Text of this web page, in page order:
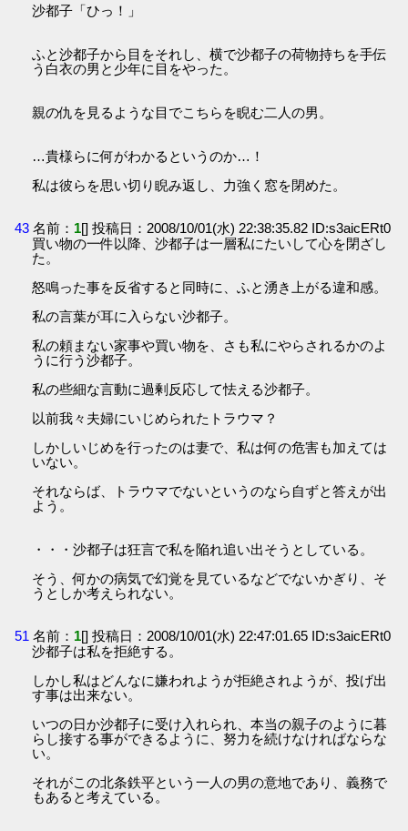
沙都子「ひっ！」
ふと沙都子から目をそれし、横で沙都子の荷物持ちを手伝
う白衣の男と少年に目をやった。
親の仇を見るような目でこちらを睨む二人の男。
…貴様らに何がわかるというのか…！
私は彼らを思い切り睨み返し、力強く窓を閉めた。
43 名前： 1[] 投稿日：2008/10/01(水) 22:38:35.82 ID:s3aicERt0
買い物の一件以降、沙都子は一層私にたいして心を閉ざし
た。
怒鳴った事を反省すると同時に、ふと湧き上がる違和感。
私の言葉が耳に入らない沙都子。
私の頼まない家事や買い物を、さも私にやらされるかのよ
うに行う沙都子。
私の些細な言動に過剰反応して怯える沙都子。
以前我々夫婦にいじめられたトラウマ？
しかしいじめを行ったのは妻で、私は何の危害も加えては
いない。
それならば、トラウマでないというのなら自ずと答えが出
よう。
・・・沙都子は狂言で私を陥れ追い出そうとしている。
そう、何かの病気で幻覚を見ているなどでないかぎり、そ
うとしか考えられない。
51 名前： 1[] 投稿日：2008/10/01(水) 22:47:01.65 ID:s3aicERt0
沙都子は私を拒絶する。
しかし私はどんなに嫌われようが拒絶されようが、投げ出
す事は出来ない。
いつの日か沙都子に受け入れられ、本当の親子のように暮
らし接する事ができるように、努力を続けなければならな
い。
それがこの北条鉄平という一人の男の意地であり、義務で
もあると考えている。